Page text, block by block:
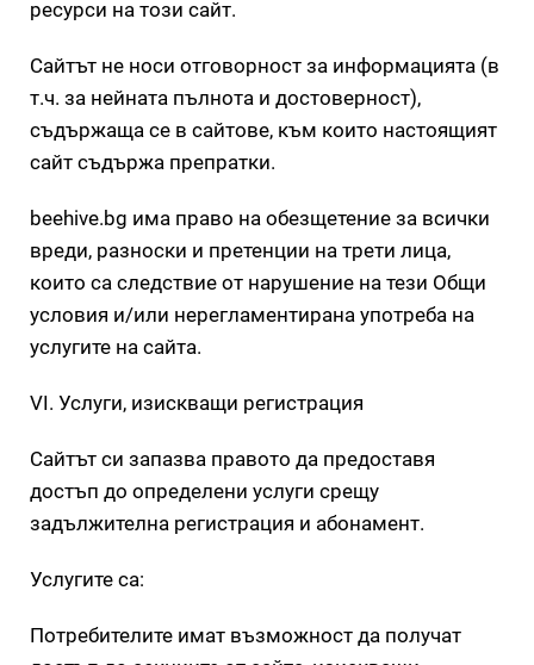
ресурси на този сайт.
Сайтът не носи отговорност за информацията (в
т.ч. за нейната пълнота и достоверност),
съдържаща се в сайтове, към които настоящият
сайт съдържа препратки.
beehive.bg има право на обезщетение за всички
вреди, разноски и претенции на трети лица,
които са следствие от нарушение на тези Общи
условия и/или нерегламентирана употреба на
услугите на сайта.
VI. Услуги, изискващи регистрация
Сайтът си запазва правото да предоставя
достъп до определени услуги срещу
задължителна регистрация и абонамент.
Услугите са:
Потребителите имат възможност да получат